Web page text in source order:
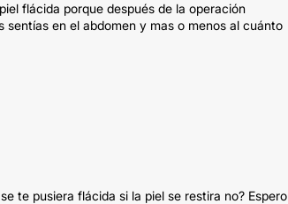
flácida porque después de la operación
en el abdomen y mas o menos al cuánto
te pusiera flácida si la piel se restira no? Espero